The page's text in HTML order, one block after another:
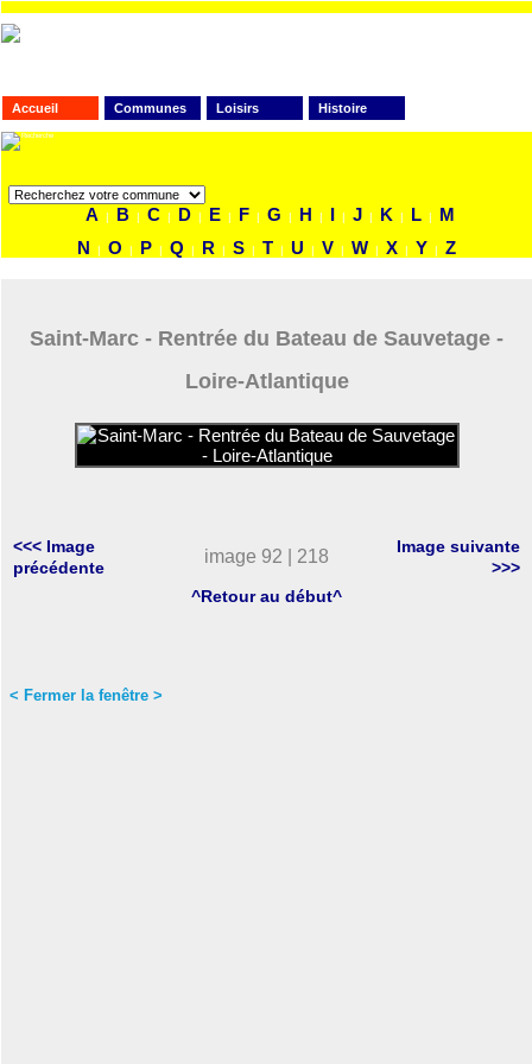
Accueil Communes Loisirs Histoire
A | B | C | D | E | F | G | H | I | J | K | L |
M
N
| O | P | Q | R | S | T | U | V | W | X | Y | Z
Saint-Marc - Rentrée du Bateau de Sauvetage -
Loire-Atlantique
<<< Image
précédente
image 92 | 218
Image suivante
>>>
^Retour au début^
< Fermer la fenêtre >